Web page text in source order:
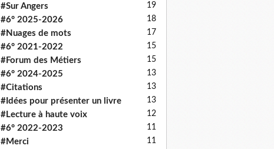
#Sur Angers 19
#6° 2025-2026 18
#Nuages de mots 17
#6° 2021-2022 15
#Forum des Métiers 15
#6° 2024-2025 13
#Citations 13
#Idées pour présenter un livre 13
#Lecture à haute voix 12
#6° 2022-2023 11
#Merci 11